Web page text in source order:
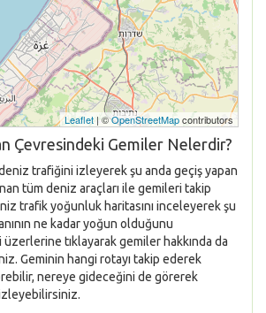
Leaflet | ©OpenStreetMapcontributors
Çevresindeki Gemiler Nelerdir?
trafiğini izleyerek şu anda geçiş yapan
tüm deniz araçları ile gemileri takip
trafik yoğunluk haritasını inceleyerek şu
ne kadar yoğun olduğunu
tıklayarak gemiler hakkında da
Geminin hangi rotayı takip ederek
nereye gideceğini de görerek